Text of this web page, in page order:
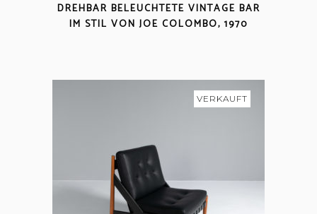
DREHBAR BELEUCHTETE VINTAGE BAR
IM STIL VON JOE COLOMBO, 1970
VERKAUFT